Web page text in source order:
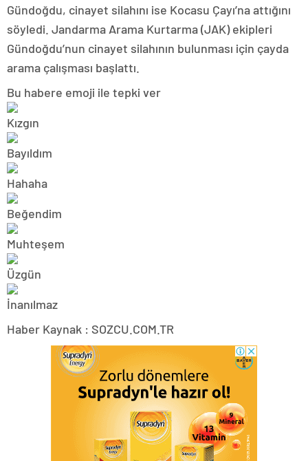
Gündoğdu, cinayet silahını ise Kocasu Çayı’na attığını
söyledi. Jandarma Arama Kurtarma (JAK) ekipleri
Gündoğdu’nun cinayet silahının bulunması için çayda
arama çalışması başlattı.
Bu habere emoji ile tepki ver
Haber Kaynak : SOZCU.COM.TR